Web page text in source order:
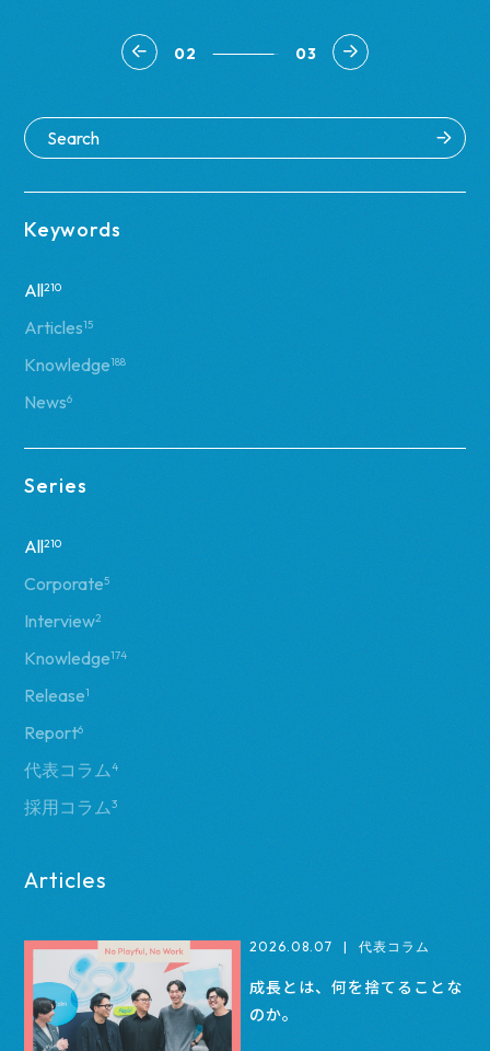
03 03
Keywords
All210
Articles15
Knowledge188
News6
Series
All210
Corporate5
Interview2
Knowledge174
Release1
Report6
代表コラム4
採用コラム3
Articles
2026.08.07 | 代表コラム
成長とは、何を捨てることな
のか。